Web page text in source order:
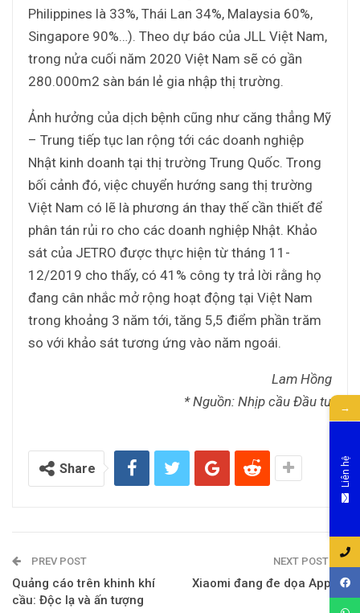
Philippines là 33%, Thái Lan 34%, Malaysia 60%,
Singapore 90%…). Theo dự báo của JLL Việt Nam,
trong nửa cuối năm 2020 Việt Nam sẽ có gần
280.000m2 sàn bán lẻ gia nhập thị trường.
Ảnh hưởng của dịch bệnh cũng như căng thẳng Mỹ
– Trung tiếp tục lan rộng tới các doanh nghiệp
Nhật kinh doanh tại thị trường Trung Quốc. Trong
bối cảnh đó, việc chuyển hướng sang thị trường
Việt Nam có lẽ là phương án thay thế cần thiết để
phân tán rủi ro cho các doanh nghiệp Nhật. Khảo
sát của JETRO được thực hiện từ tháng 11-
12/2019 cho thấy, có 41% công ty trả lời rằng họ
đang cân nhắc mở rộng hoạt động tại Việt Nam
trong khoảng 3 năm tới, tăng 5,5 điểm phần trăm
so với khảo sát tương ứng vào năm ngoái.
Lam Hồng
* Nguồn: Nhịp cầu Đầu tư
Share
PREV POST
Quảng cáo trên khinh khí
cầu: Độc lạ và ấn tượng
NEXT POST
Xiaomi đang đe dọa Apple?
→
Liên hệ